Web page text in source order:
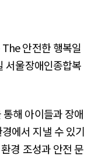
안전한 행복일
서울장애인종합복
해 아이들과 장애
에서 지낼 수 있기
경 조성과 안전 문